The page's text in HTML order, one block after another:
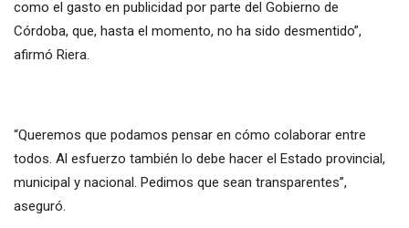
como el gasto en publicidad por parte del Gobierno de
Córdoba, que, hasta el momento, no ha sido desmentido”,
afirmó Riera.
“Queremos que podamos pensar en cómo colaborar entre
todos. Al esfuerzo también lo debe hacer el Estado provincial,
municipal y nacional. Pedimos que sean transparentes”,
aseguró.